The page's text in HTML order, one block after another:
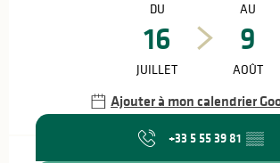
DU
16
JUILLET
AU
9
AOÛT
Ajouter à mon calendrier
+33 5 55 39 81 ▒▒